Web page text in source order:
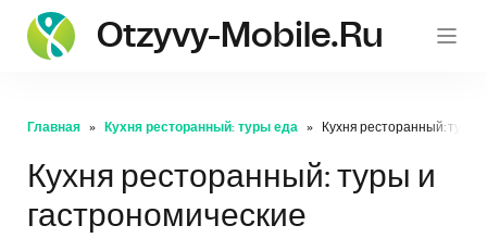
Otzyvy-Mobile.ru
Главная Кухня ресторанный: туры еда Кухня ресторанный: туры
Кухня ресторанный: туры и
гастрономические